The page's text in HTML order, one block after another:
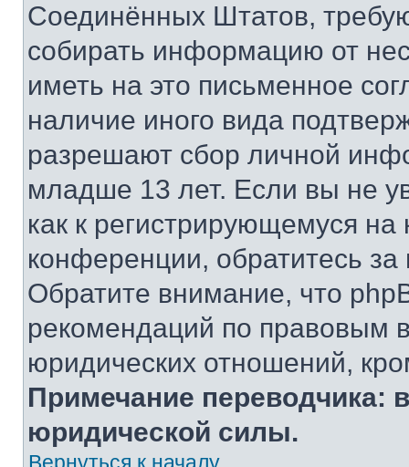
Соединённых Штатов,
собирать информацию от
иметь на это письменное
наличие иного вида
разрешают сбор личной
младше 13 лет. Если вы не
как к регистрирующемуся
конференции, обратитесь
Обратите внимание, что
рекомендаций по правовым
юридических отношений,
Примечание переводчика:
юридической силы.